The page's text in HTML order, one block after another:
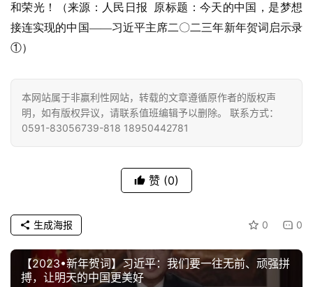
菩
提
公
佛
教
人
登录 注册
和荣光！（来源：人民日报 原标题：今天的中国，是梦想
接连实现的中国——习近平主席二〇二三年新年贺词启示录
①）
本网站属于非赢利性网站，转载的文章遵循原作者的版权声
明，如有版权异议，请联系值班编辑予以删除。 联系方式：
0591-83056739-818 18950442781
赞 (0)
0 0
生成海报
【2023•新年贺词】习近平：我们要一往无前、顽强拼
搏，让明天的中国更美好